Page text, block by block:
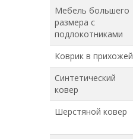
Мебель большего
размера с
подлокотниками
Коврик в прихожей
Синтетический
ковер
Шерстяной ковер